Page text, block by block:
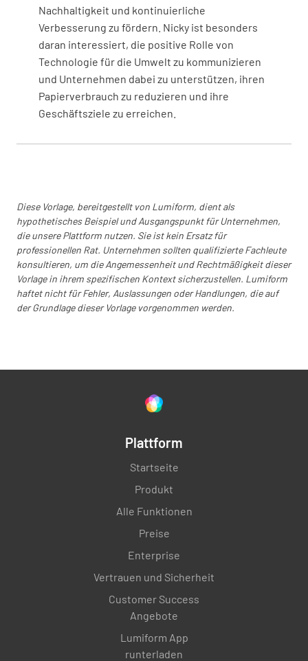
Nachhaltigkeit und kontinuierliche
Verbesserung zu fördern. Nicky ist besonders
daran interessiert, die positive Rolle von
Technologie für die Umwelt zu kommunizieren
und Unternehmen dabei zu unterstützen, ihren
Papierverbrauch zu reduzieren und ihre
Geschäftsziele zu erreichen.
Diese Vorlage, bereitgestellt von Lumiform, dient als
hypothetisches Beispiel und Ausgangspunkt für Unternehmen,
die unsere Plattform nutzen. Sie ist kein Ersatz für
professionellen Rat. Unternehmen sollten qualifizierte Fachleute
konsultieren, um die Angemessenheit und Rechtmäßigkeit dieser
Vorlage in ihrem spezifischen Kontext sicherzustellen. Lumiform
haftet nicht für Fehler, Auslassungen oder Handlungen, die auf
der Grundlage dieser Vorlage vorgenommen werden.
Plattform
Startseite
Produkt
Alle Funktionen
Preise
Enterprise
Vertrauen und Sicherheit
Customer Success
Angebote
Lumiform App
runterladen